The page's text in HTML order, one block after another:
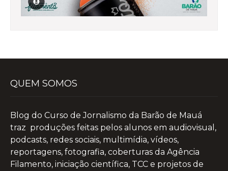
QUEM SOMOS
Blog do Curso de Jornalismo da Barão de Mauá
traz produções feitas pelos alunos em audiovisual,
podcasts, redes sociais, multimídia, vídeos,
reportagens, fotografia, coberturas da Agência
Filamento, iniciação científica, TCC e projetos de